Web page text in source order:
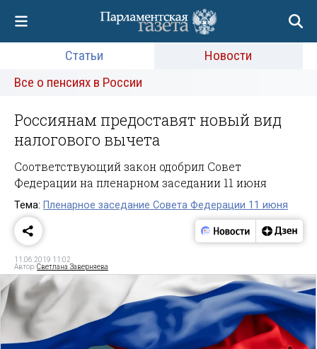
Статьи
Новости
Все о пенсиях в России
Россиянам предоставят новый вид
налогового вычета
Соответствующий закон одобрил Совет
Федерации на пленарном заседании 11 июня
Тема: Пленарное заседание Совета Федерации 11 июня
11.06.2019 11:02
Автор:Светлана Заверняева